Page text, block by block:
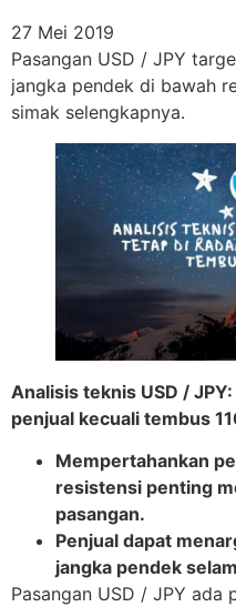
27 Mei 2019
Pasangan USD / JPY
jangka pendek di bawah
simak selengkapnya.
Analisis teknis USD /
penjual kecuali tembus
Mempertahankan
resistensi penting
pasangan.
Penjual dapat
jangka pendek
Pasangan USD / JPY ada